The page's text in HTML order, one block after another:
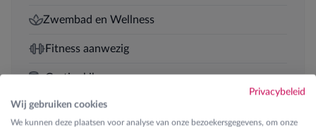
Privacybeleid
Wij gebruiken cookies
We kunnen deze plaatsen voor analyse van onze bezoekersgegevens, om onze
Zwembad en Wellness
Fitness aanwezig
Gratis skibus
5-persoonskamers aanwezig